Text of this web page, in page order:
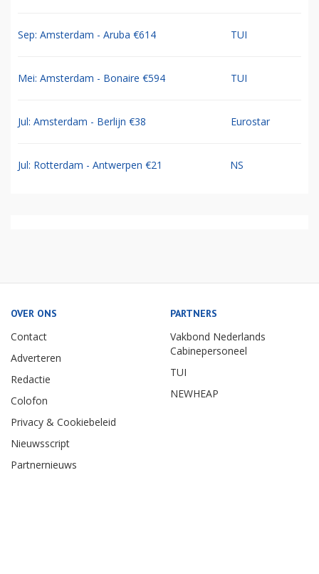
Sep: Amsterdam - Aruba €614 TUI
Mei: Amsterdam - Bonaire €594 TUI
Jul: Amsterdam - Berlijn €38 Eurostar
Jul: Rotterdam - Antwerpen €21 NS
OVER ONS
Contact
Adverteren
Redactie
Colofon
Privacy & Cookiebeleid
Nieuwsscript
Partnernieuws
PARTNERS
Vakbond Nederlands
Cabinepersoneel
TUI
NEWHEAP